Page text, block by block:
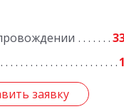
1
заявку
заявку